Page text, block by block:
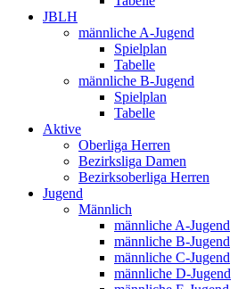
JBLH
männliche A-Jugend
Spielplan
Tabelle
männliche B-Jugend
Spielplan
Tabelle
Aktive
Oberliga Herren
Bezirksliga Damen
Bezirksoberliga Herren
Jugend
Männlich
männliche A-Jugend
männliche B-Jugend
männliche C-Jugend
männliche D-Jugend